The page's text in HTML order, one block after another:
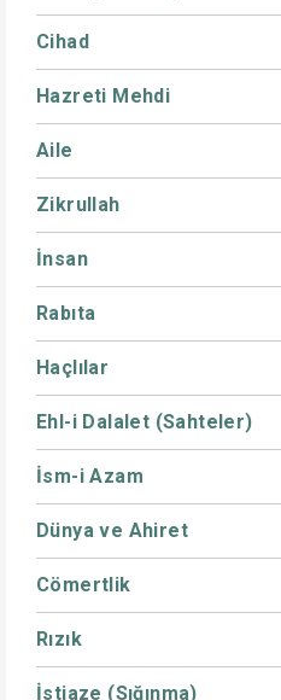
Cihad
Hazreti Mehdi
Aile
Zikrullah
İnsan
Rabıta
Haçlılar
Ehl-i Dalalet (Sahteler)
İsm-i Azam
Dünya ve Ahiret
Cömertlik
Rızık
İstiaze (Sığınma)